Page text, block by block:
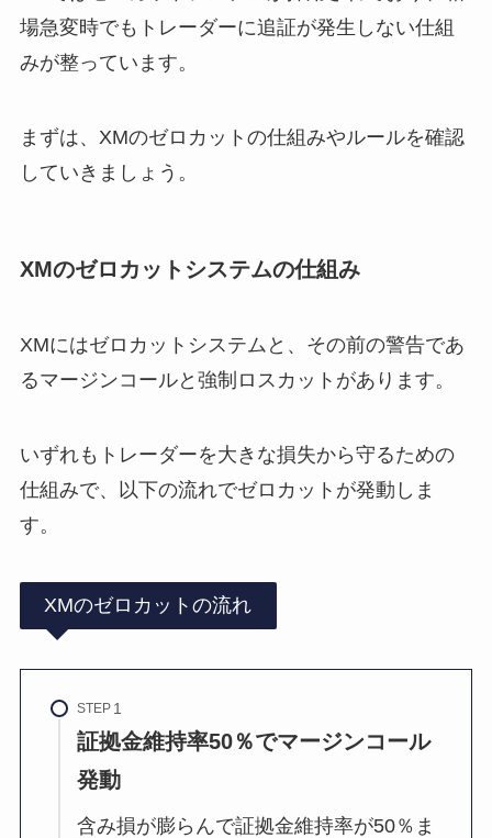
場急変時でもトレーダーに追証が発生しない仕組
みが整っています。
まずは、XMのゼロカットの仕組みやルールを確認
していきましょう。
XMのゼロカットシステムの仕組み
XMにはゼロカットシステムと、その前の警告であ
るマージンコールと強制ロスカットがあります。
いずれもトレーダーを大きな損失から守るための
仕組みで、以下の流れでゼロカットが発動しま
す。
XMのゼロカットの流れ
STEP
証拠金維持率50％でマージンコール
発動
含み損が膨らんで証拠金維持率が50％ま